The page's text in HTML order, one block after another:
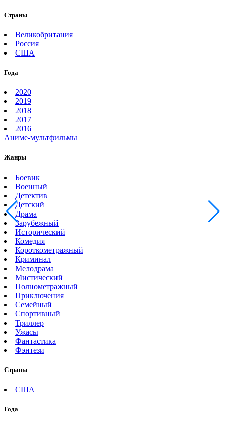
Страны
Великобритания
Россия
США
Года
2020
2019
2018
2017
2016
Аниме-мультфильмы
Жанры
Боевик
Военный
Детектив
Детский
Драма
Зарубежный
Исторический
Комедия
Короткометражный
Криминал
Мелодрама
Мистический
Полнометражный
Приключения
Семейный
Спортивный
Триллер
Ужасы
Фантастика
Фэнтези
Страны
США
Года